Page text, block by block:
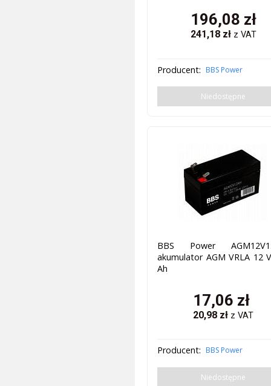
196,08 zł
241,18zł z VAT
Producent: BBS Power
Niedostępne
BBS Power
akumulator AGM VRLA 12
Ah
17,06 zł
20,98 zł z VAT
Producent: BBS Power
Niedostępne